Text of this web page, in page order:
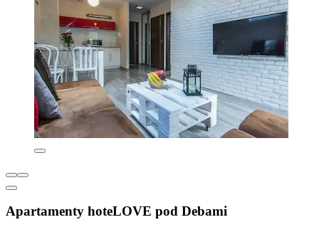
Apartamenty hoteLOVE pod Debami